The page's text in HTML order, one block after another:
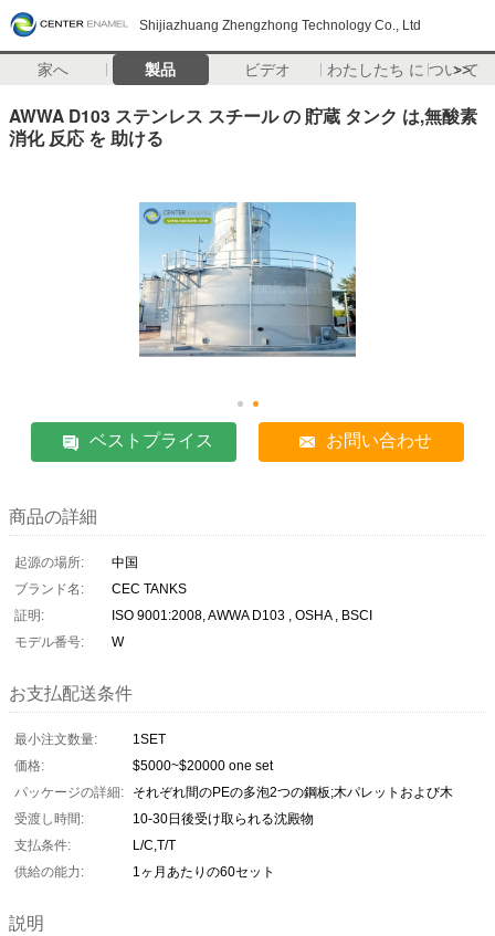
Shijiazhuang Zhengzhong Technology Co., Ltd
家へ 製品 ビデオ わたしたち に つい て
>>
AWWA D103 ステンレス スチール の 貯蔵 タンク は,無酸素
消化 反応 を 助ける
ベストプライス お問い合わせ
商品の詳細
起源の場所:
中国
ブランド名:
CEC TANKS
証明:
ISO 9001:2008, AWWA D103 , OSHA , BSCI
モデル番号:
W
お支払配送条件
最小注文数量:
1SET
価格:
$5000~$20000 one set
パッケージの詳細:
それぞれ間のPEの多泡2つの鋼板;木パレットおよび木
受渡し時間:
10-30日後受け取られる沈殿物
支払条件:
L/C,T/T
供給の能力:
1ヶ月あたりの60セット
説明